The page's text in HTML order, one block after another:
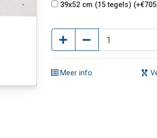
39x52 cm (15 tegels)
Meer info